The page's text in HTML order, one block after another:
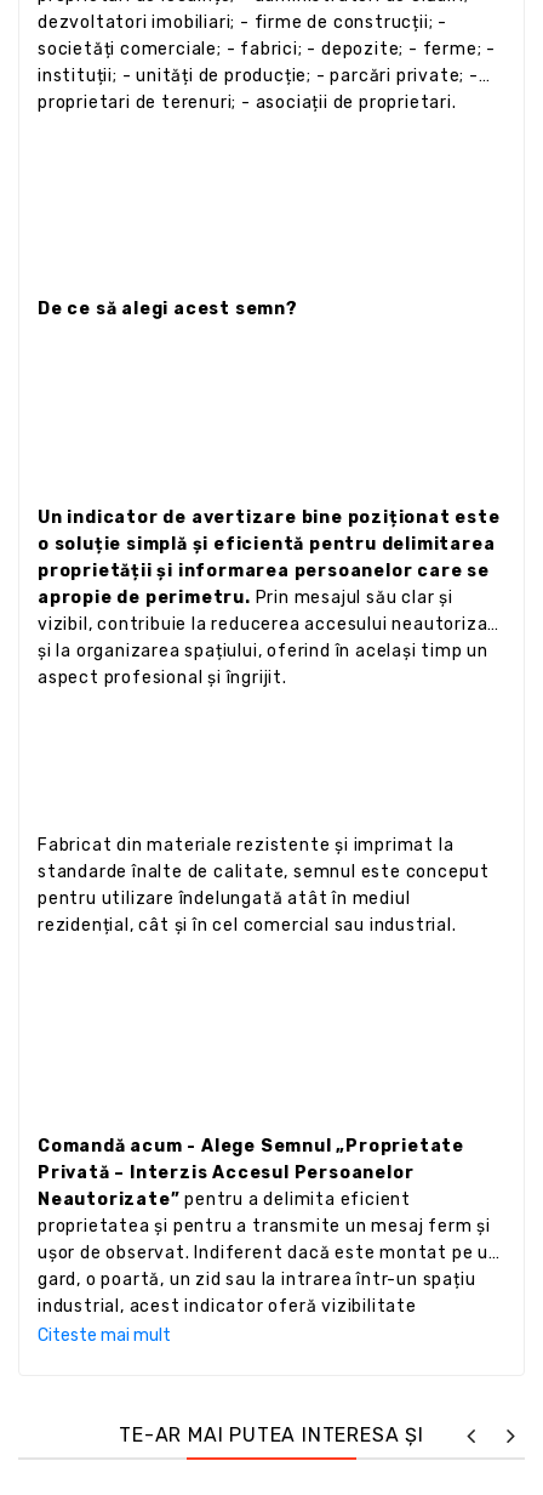
dezvoltatori imobiliari; - firme de construcții; -
societăți comerciale; - fabrici; - depozite; - ferme; -
instituții; - unități de producție; - parcări private; -
proprietari de terenuri; - asociații de proprietari.
De ce să alegi acest semn?
Un indicator de avertizare bine poziționat este
o soluție simplă și eficientă pentru delimitarea
proprietății și informarea persoanelor care se
apropie de perimetru. Prin mesajul său clar și
vizibil, contribuie la reducerea accesului neautorizat
și la organizarea spațiului, oferind în același timp un
aspect profesional și îngrijit.
Fabricat din materiale rezistente și imprimat la
standarde înalte de calitate, semnul este conceput
pentru utilizare îndelungată atât în mediul
rezidențial, cât și în cel comercial sau industrial.
Comandă acum - Alege Semnul „Proprietate
Privată – Interzis Accesul Persoanelor
Neautorizate” pentru a delimita eficient
proprietatea și pentru a transmite un mesaj ferm și
ușor de observat. Indiferent dacă este montat pe un
gard, o poartă, un zid sau la intrarea într-un spațiu
industrial, acest indicator oferă vizibilitate
excelentă, rezistență în timp și un aspect
Citeste mai mult
TE-AR MAI PUTEA INTERESA ȘI